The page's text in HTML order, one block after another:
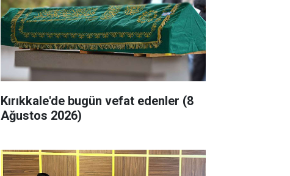
Kırıkkale'de bugün vefat edenler (8
Ağustos 2026)